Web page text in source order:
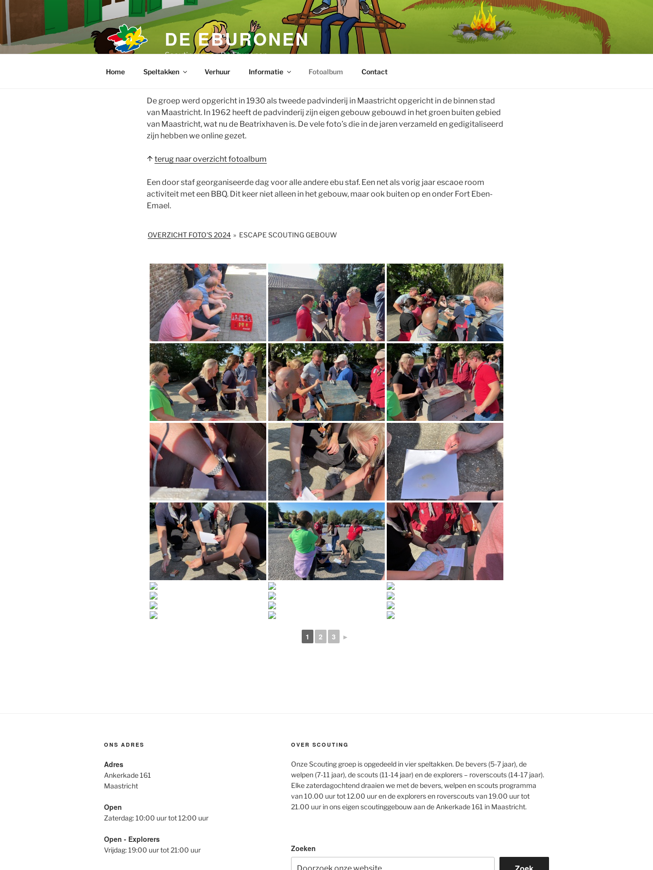
Ga
naar
de
inhoud
DE EBURONEN
Scoutinggroep De Eburonen
Home Speltakken Verhuur Informatie Fotoalbum Contact
De groep werd opgericht in 1930 als tweede padvinderij in Maastricht opgericht in de binnen stad
van Maastricht. In 1962 heeft de padvinderij zijn eigen gebouw gebouwd in het groen buiten gebied
van Maastricht, wat nu de Beatrixhaven is. De vele foto’s die in de jaren verzameld en gedigitaliseerd
zijn hebben we online gezet.
terug naar overzicht fotoalbum
Een door staf georganiseerde dag voor alle andere ebu staf. Een net als vorig jaar escaoe room
activiteit met een BBQ. Dit keer niet alleen in het gebouw, maar ook buiten op en onder Fort Eben-
Emael.
OVERZICHT FOTO'S 2024 » ESCAPE SCOUTING GEBOUW
1 2 3 ►
ONS ADRES
Adres
Ankerkade 161
Maastricht
Open
Zaterdag: 10:00 uur tot 12:00 uur
Open - Explorers
Vrijdag: 19:00 uur tot 21:00 uur
OVER SCOUTING
Onze Scouting groep is opgedeeld in vier speltakken. De bevers (5-7 jaar), de
welpen (7-11 jaar), de scouts (11-14 jaar) en de explorers – roverscouts (14-17 jaar).
Elke zaterdagochtend draaien we met de bevers, welpen en scouts programma
van 10.00 uur tot 12.00 uur en de explorers en roverscouts van 19.00 uur tot
21.00 uur in ons eigen scoutinggebouw aan de Ankerkade 161 in Maastricht.
Zoeken